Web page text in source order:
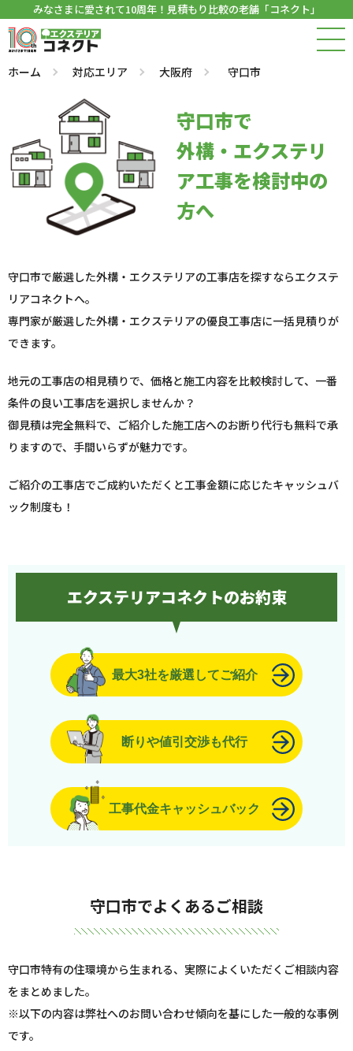
みなさまに愛されて10周年！見積もり比較の老舗「コネクト」
ホーム 対応エリア 大阪府 守口市
守口市で
外構・エクステリ
ア工事を検討中の
方へ
守口市で厳選した外構・エクステリアの工事店を探すならエクステ
リアコネクトへ。
専門家が厳選した外構・エクステリアの優良工事店に一括見積りが
できます。
地元の工事店の相見積りで、価格と施工内容を比較検討して、一番
条件の良い工事店を選択しませんか？
御見積は完全無料で、ご紹介した施工店へのお断り代行も無料で承
りますので、手間いらずが魅力です。
ご紹介の工事店でご成約いただくと工事金額に応じたキャッシュバ
ック制度も！
エクステリアコネクトのお約束
最大3社を厳選してご紹介
断りや値引交渉も代行
工事代金キャッシュバック
守口市でよくあるご相談
守口市特有の住環境から生まれる、実際によくいただくご相談内容
をまとめました。
※以下の内容は弊社へのお問い合わせ傾向を基にした一般的な事例
です。